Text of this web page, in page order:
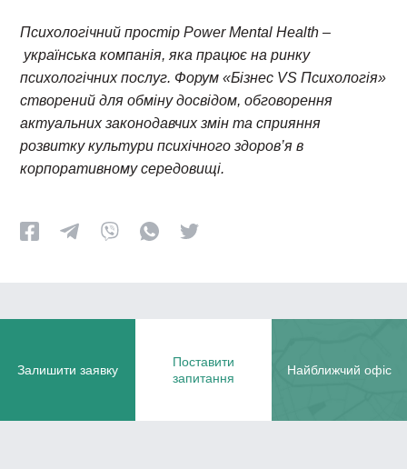
Психологічний простір Power Mental Health–
українська компанія, яка працює на ринку
психологічних послуг. Форум «Бізнес VS Психологія»
створений для обміну досвідом, обговорення
актуальних законодавчих змін та сприяння
розвитку культури психічного здоров’я в
корпоративному середовищі.
Залишити заявку
Поставити
запитання
Найближчий офіс